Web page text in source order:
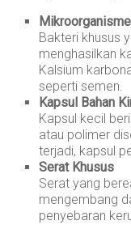
Bakteri khusus
menghasilkan
Kalsium
seperti semen.
Kapsul Bahan
Kapsul kecil
atau polimer
terjadi, kapsul
Serat Khusus
Serat yang
mengembang
penyebaran